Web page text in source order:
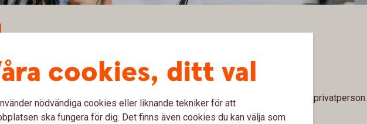
bilköp.
dig bäst? Hos oss kan du låna till bil som du köper hos bilhandlare eller privatperson.
cookies, ditt val
nödvändiga cookies eller liknande tekniker för att
ska fungera för dig. Det finns även cookies du kan välja som